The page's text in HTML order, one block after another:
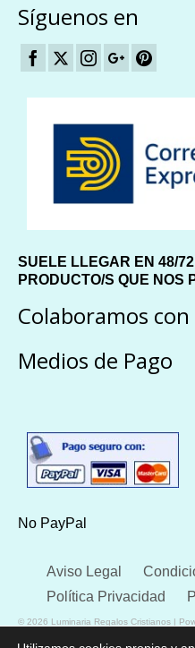
Síguenos en
SUELE LLEGAR EN 48/
PRODUCTO/S QUE NOS
Colaboramos con
Medios de Pago
No PayPal
Aviso Legal
Política Privacidad
© 2026 Luminaria Regalos Cristianos |